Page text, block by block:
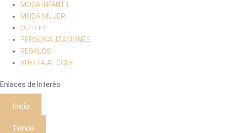
MODA INFANTIL
MODA MUJER
OUTLET
PERSONALIZACIONES
REGALOS
VUELTA AL COLE
Enlaces de Interés
Inicio
Tienda